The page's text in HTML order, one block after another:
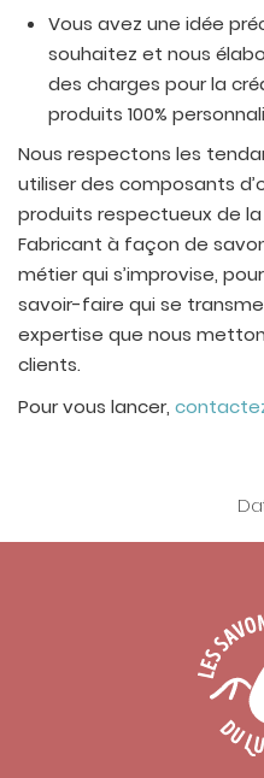
Vous avez une idée
souhaitez et nous
des charges pour la
produits 100%
Nous respectons les
utiliser des composants
produits respectueux de
Fabricant à façon de
métier qui s’improvise,
savoir-faire qui se
expertise que nous
clients.
Pour vous lancer,